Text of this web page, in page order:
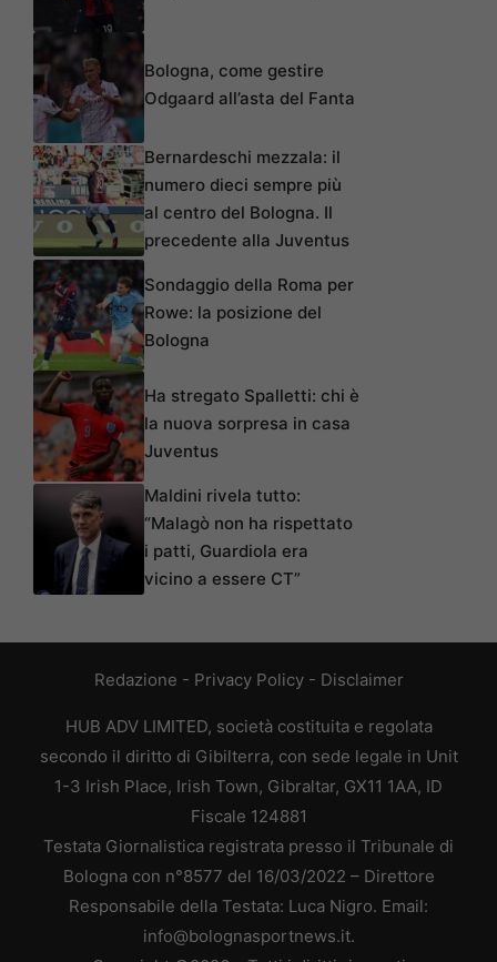
Bologna, come gestire
Odgaard all’asta del Fanta
Bernardeschi mezzala: il
numero dieci sempre più
al centro del Bologna. Il
precedente alla Juventus
Sondaggio della Roma per
Rowe: la posizione del
Bologna
Ha stregato Spalletti: chi è
la nuova sorpresa in casa
Juventus
Maldini rivela tutto:
“Malagò non ha rispettato
i patti, Guardiola era
vicino a essere CT”
Redazione - Privacy Policy- Disclaimer
HUB ADV LIMITED, società costituita e regolata
secondo il diritto di Gibilterra, con sede legale in Unit
1-3 Irish Place, Irish Town, Gibraltar, GX11 1AA, ID
Fiscale 124881
Testata Giornalistica registrata presso il Tribunale di
Bologna con n°8577 del 16/03/2022 – Direttore
Responsabile della Testata: Luca Nigro. Email:
info@bolognasportnews.it.